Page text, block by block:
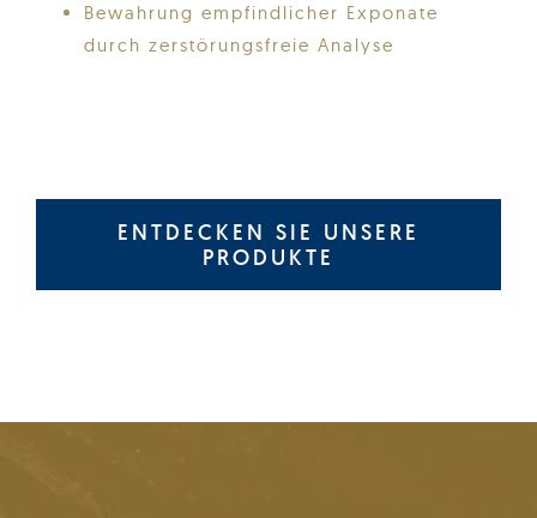
Bewahrung empfindlicher Exponate
durch zerstörungsfreie Analyse
ENTDECKEN SIE UNSERE
PRODUKTE